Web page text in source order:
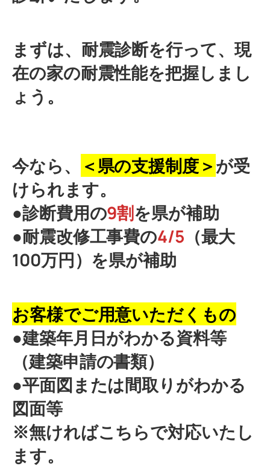
まずは、耐震診断を行って、現
在の家の耐震性能を把握しまし
ょう。
今なら、 ＜県の支援制度＞が受
けられます。
●診断費用の9割を県が補助
●耐震改修工事費の4/5 （最大
100万円）を県が補助
お客様でご用意いただくもの
●建築年月日がわかる資料等
（建築申請の書類）
●平面図または間取りがわかる
図面等
※無ければこちらで対応いたし
ます。